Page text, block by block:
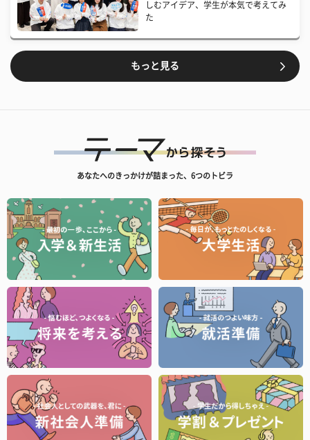
しむアイデア、学生が本気で考えてみ
た
もっと見る
あなたへのきっかけが詰まった、6つのトビラ